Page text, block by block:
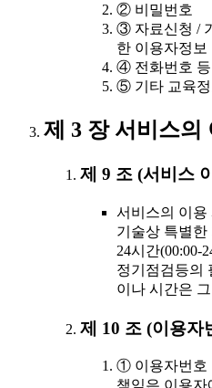
② 비밀번호
③ 자료신청 /
한 이용자정보
④ 전화번호 등
⑤ 기타 교육정
제 3 장 서비스의
제 9 조 (서비스
서비스의 이용
기술상 특별한
24시간(00:00-
정기점검등의
이나 시간은
제 10 조 (이용자
① 이용자번호